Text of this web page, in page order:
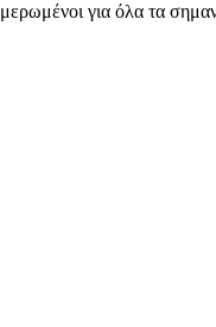
για όλα τα